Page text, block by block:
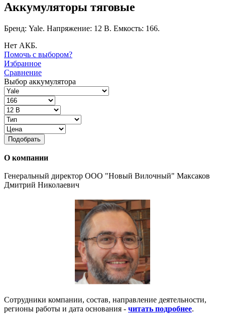
Аккумуляторы тяговые
Бренд: Yale. Напряжение: 12 В. Емкость: 166.
Нет АКБ.
Помочь с выбором?
Избранное
Сравнение
Выбор аккумулятора
Подобрать
О компании
Генеральный директор ООО "Новый Вилочный" Максаков
Дмитрий Николаевич
Сотрудники компании, состав, направление деятельности,
регионы работы и дата основания - читать подробнее.